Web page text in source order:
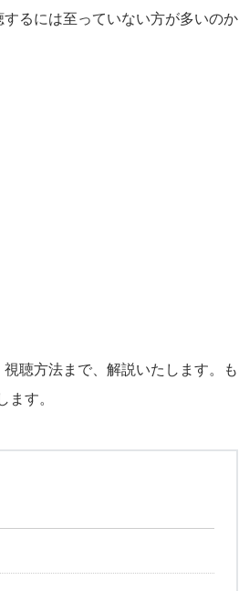
るには至っていない方が多いのか
聴方法まで、解説いたします。も
す。